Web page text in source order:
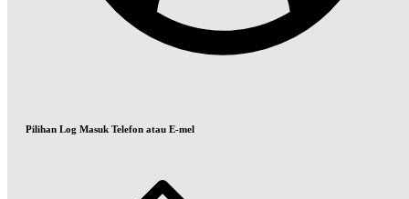
Pilihan Log Masuk Telefon atau E-mel